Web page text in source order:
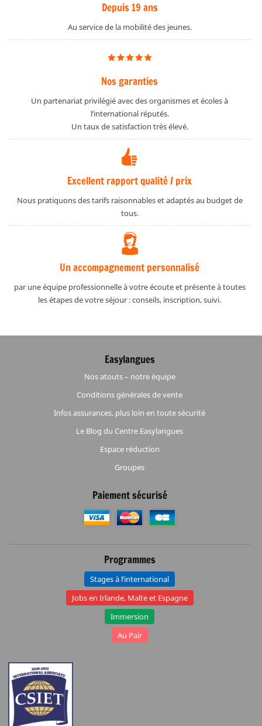
Depuis 19 ans
Au service de la mobilité des jeunes.
Nos garanties
Un partenariat privilégié avec des organismes et écoles à
l’international réputés.
Un taux de satisfaction très élevé.
Excellent rapport qualité / prix
Nous pratiquons des tarifs raisonnables et adaptés au budget de
tous.
Un accompagnement personnalisé
par une équipe professionnelle à votre écoute et présente à toutes
les étapes de votre séjour : conseils, inscription, suivi.
Easylangues
Nos atouts – notre équipe
Conditions générales de vente
Infos assurances, plus loin en toute sécurité
Le Blog du Centre Easylangues
Espace réduction
Groupes
Paiement sécurisé
Programmes
Stages à l’international
Jobs en Irlande, Malte et Espagne
Immersion
Au Pair